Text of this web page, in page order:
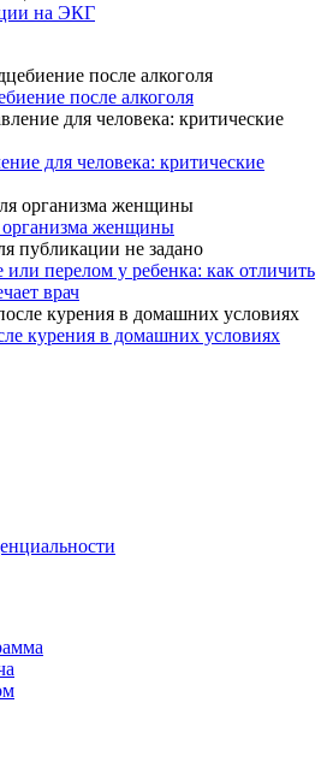
на ЭКГ
после алкоголя
для человека: критические
организма женщины
перелом у ребенка: как отличить
врач
курения в домашних условиях